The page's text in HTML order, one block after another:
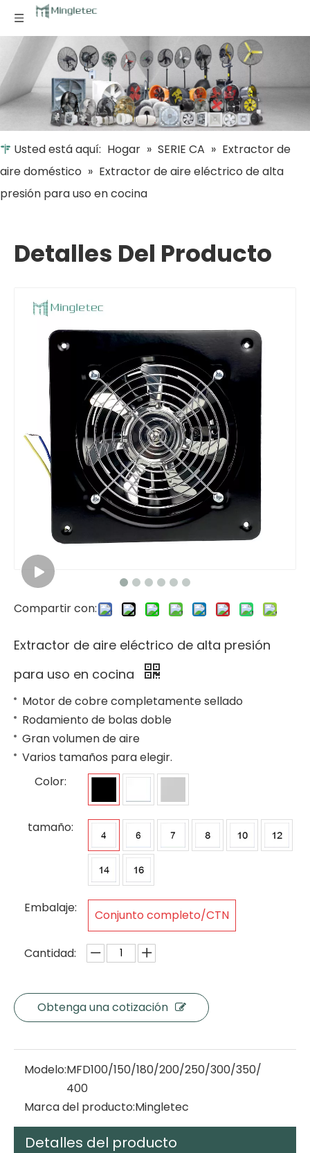
Usted está aquí: Hogar » SERIE CA » Extractor de
aire doméstico » Extractor de aire eléctrico de alta
presión para uso en cocina
Detalles Del Producto
Compartir con:
Extractor de aire eléctrico de alta presión
para uso en cocina
Motor de cobre completamente sellado
Rodamiento de bolas doble
Gran volumen de aire
Varios tamaños para elegir.
Color:
tamaño:
Embalaje: Conjunto completo/CTN
Cantidad:
Obtenga una cotización
Modelo:MFD100/150/180/200/250/300/350/
400
Marca del producto:Mingletec
Detalles del producto